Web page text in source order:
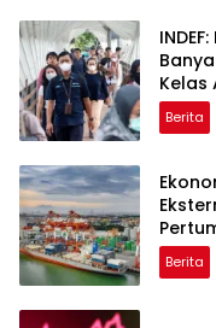
Kelas
Berita
Berita